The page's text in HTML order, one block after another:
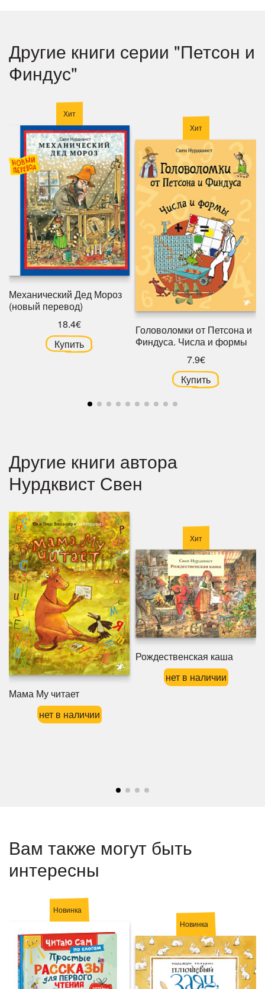
Другие книги серии "Петсон и
Финдус"
Хит
Механический Дед Мороз
(новый перевод)
18.4€
Купить
Хит
Головоломки от Петсона и
Финдуса. Числа и формы
7.9€
Купить
Другие книги автора
Нурдквист Свен
Мама Му читает
нет в наличии
Хит
Рождественская каша
нет в наличии
Вам также могут быть
интересны
Новинка
Новинка